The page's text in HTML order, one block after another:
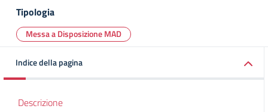
Tipologia
Messa a Disposizione MAD
Indice della pagina
Descrizione